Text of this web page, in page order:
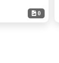
0